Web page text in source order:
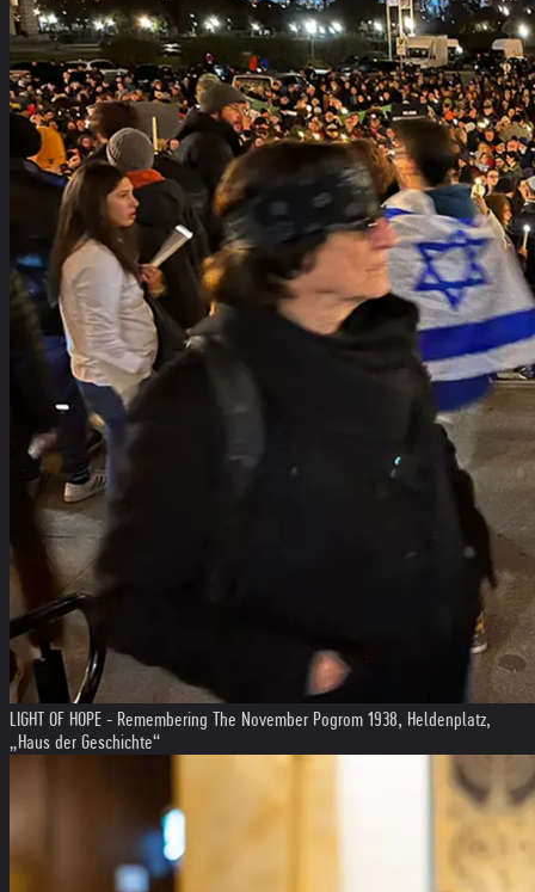
LIGHT OF HOPE - Remembering The November Pogrom 1938, Heldenplatz,
„Haus der Geschichte“